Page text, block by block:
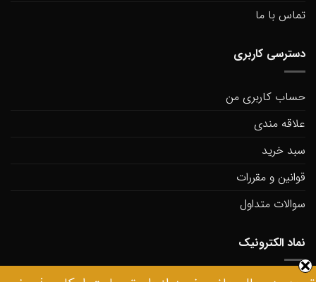
تماس با ما
دسترسی کاربری
حساب کاربری من
علاقه مندی
سبد خرید
قوانین و مقررات
سوالات متداول
نماد الکترونیک